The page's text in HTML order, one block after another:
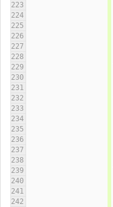
223
224
225
226
227
228
229
230
231
232
233
234
235
236
237
238
239
240
241
242